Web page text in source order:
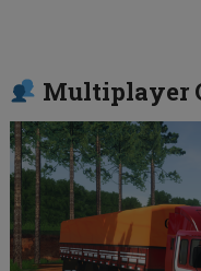
Multiplayer